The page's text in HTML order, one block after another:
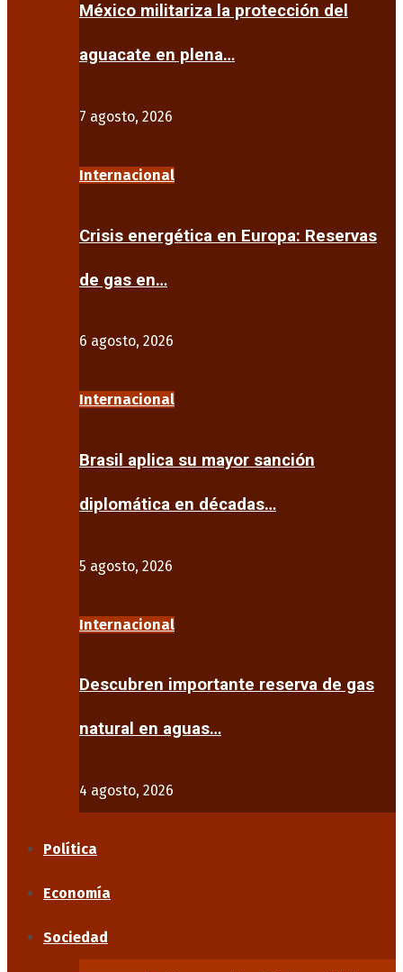
México militariza la protección del
aguacate en plena…
7 agosto, 2026
Internacional
Crisis energética en Europa: Reservas
de gas en…
6 agosto, 2026
Internacional
Brasil aplica su mayor sanción
diplomática en décadas…
5 agosto, 2026
Internacional
Descubren importante reserva de gas
natural en aguas…
4 agosto, 2026
Política
Economía
Sociedad